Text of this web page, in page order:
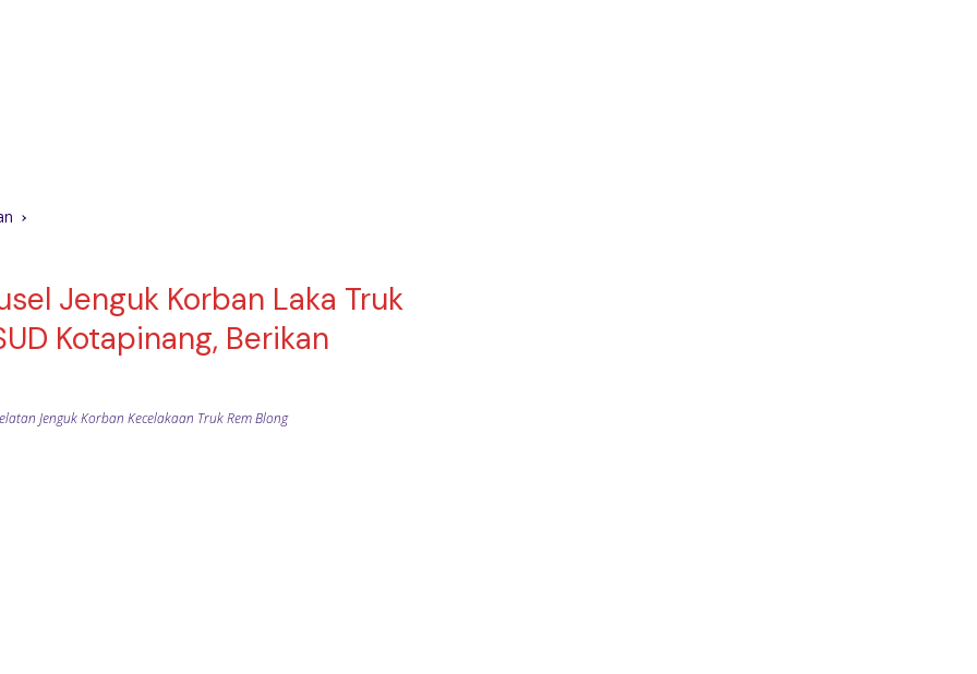
Jenguk Korban Laka Truk
Kotapinang, Berikan
Jenguk Korban Kecelakaan Truk Rem Blong